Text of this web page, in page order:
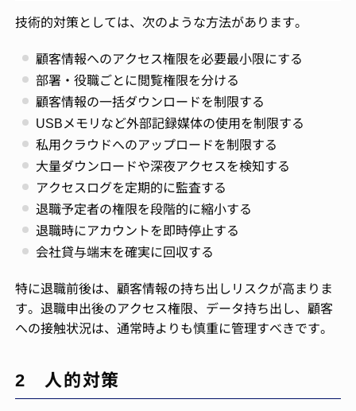
技術的対策としては、次のような方法があります。
顧客情報へのアクセス権限を必要最小限にする
部署・役職ごとに閲覧権限を分ける
顧客情報の一括ダウンロードを制限する
USBメモリなど外部記録媒体の使用を制限する
私用クラウドへのアップロードを制限する
大量ダウンロードや深夜アクセスを検知する
アクセスログを定期的に監査する
退職予定者の権限を段階的に縮小する
退職時にアカウントを即時停止する
会社貸与端末を確実に回収する
特に退職前後は、顧客情報の持ち出しリスクが高まりま
す。退職申出後のアクセス権限、データ持ち出し、顧客
への接触状況は、通常時よりも慎重に管理すべきです。
2 人的対策